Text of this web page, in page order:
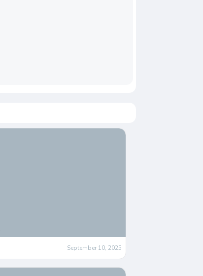
September 10, 2025